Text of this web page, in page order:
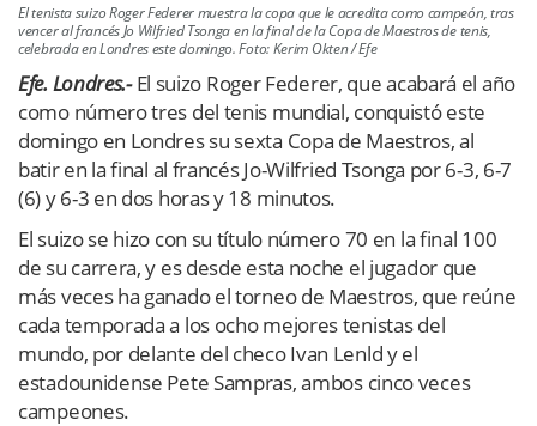
El tenista suizo Roger Federer muestra la copa que le acredita como campeón, tras
vencer al francés Jo Wilfried Tsonga en la final de la Copa de Maestros de tenis,
celebrada en Londres este domingo. Foto: Kerim Okten / Efe
Efe. Londres.-El suizo Roger Federer, que acabará el año
como número tres del tenis mundial, conquistó este
domingo en Londres su sexta Copa de Maestros, al
batir en la final al francés Jo-Wilfried Tsonga por 6-3, 6-7
(6) y 6-3 en dos horas y 18 minutos.
El suizo se hizo con su título número 70 en la final 100
de su carrera, y es desde esta noche el jugador que
más veces ha ganado el torneo de Maestros, que reúne
cada temporada a los ocho mejores tenistas del
mundo, por delante del checo Ivan Lenld y el
estadounidense Pete Sampras, ambos cinco veces
campeones.